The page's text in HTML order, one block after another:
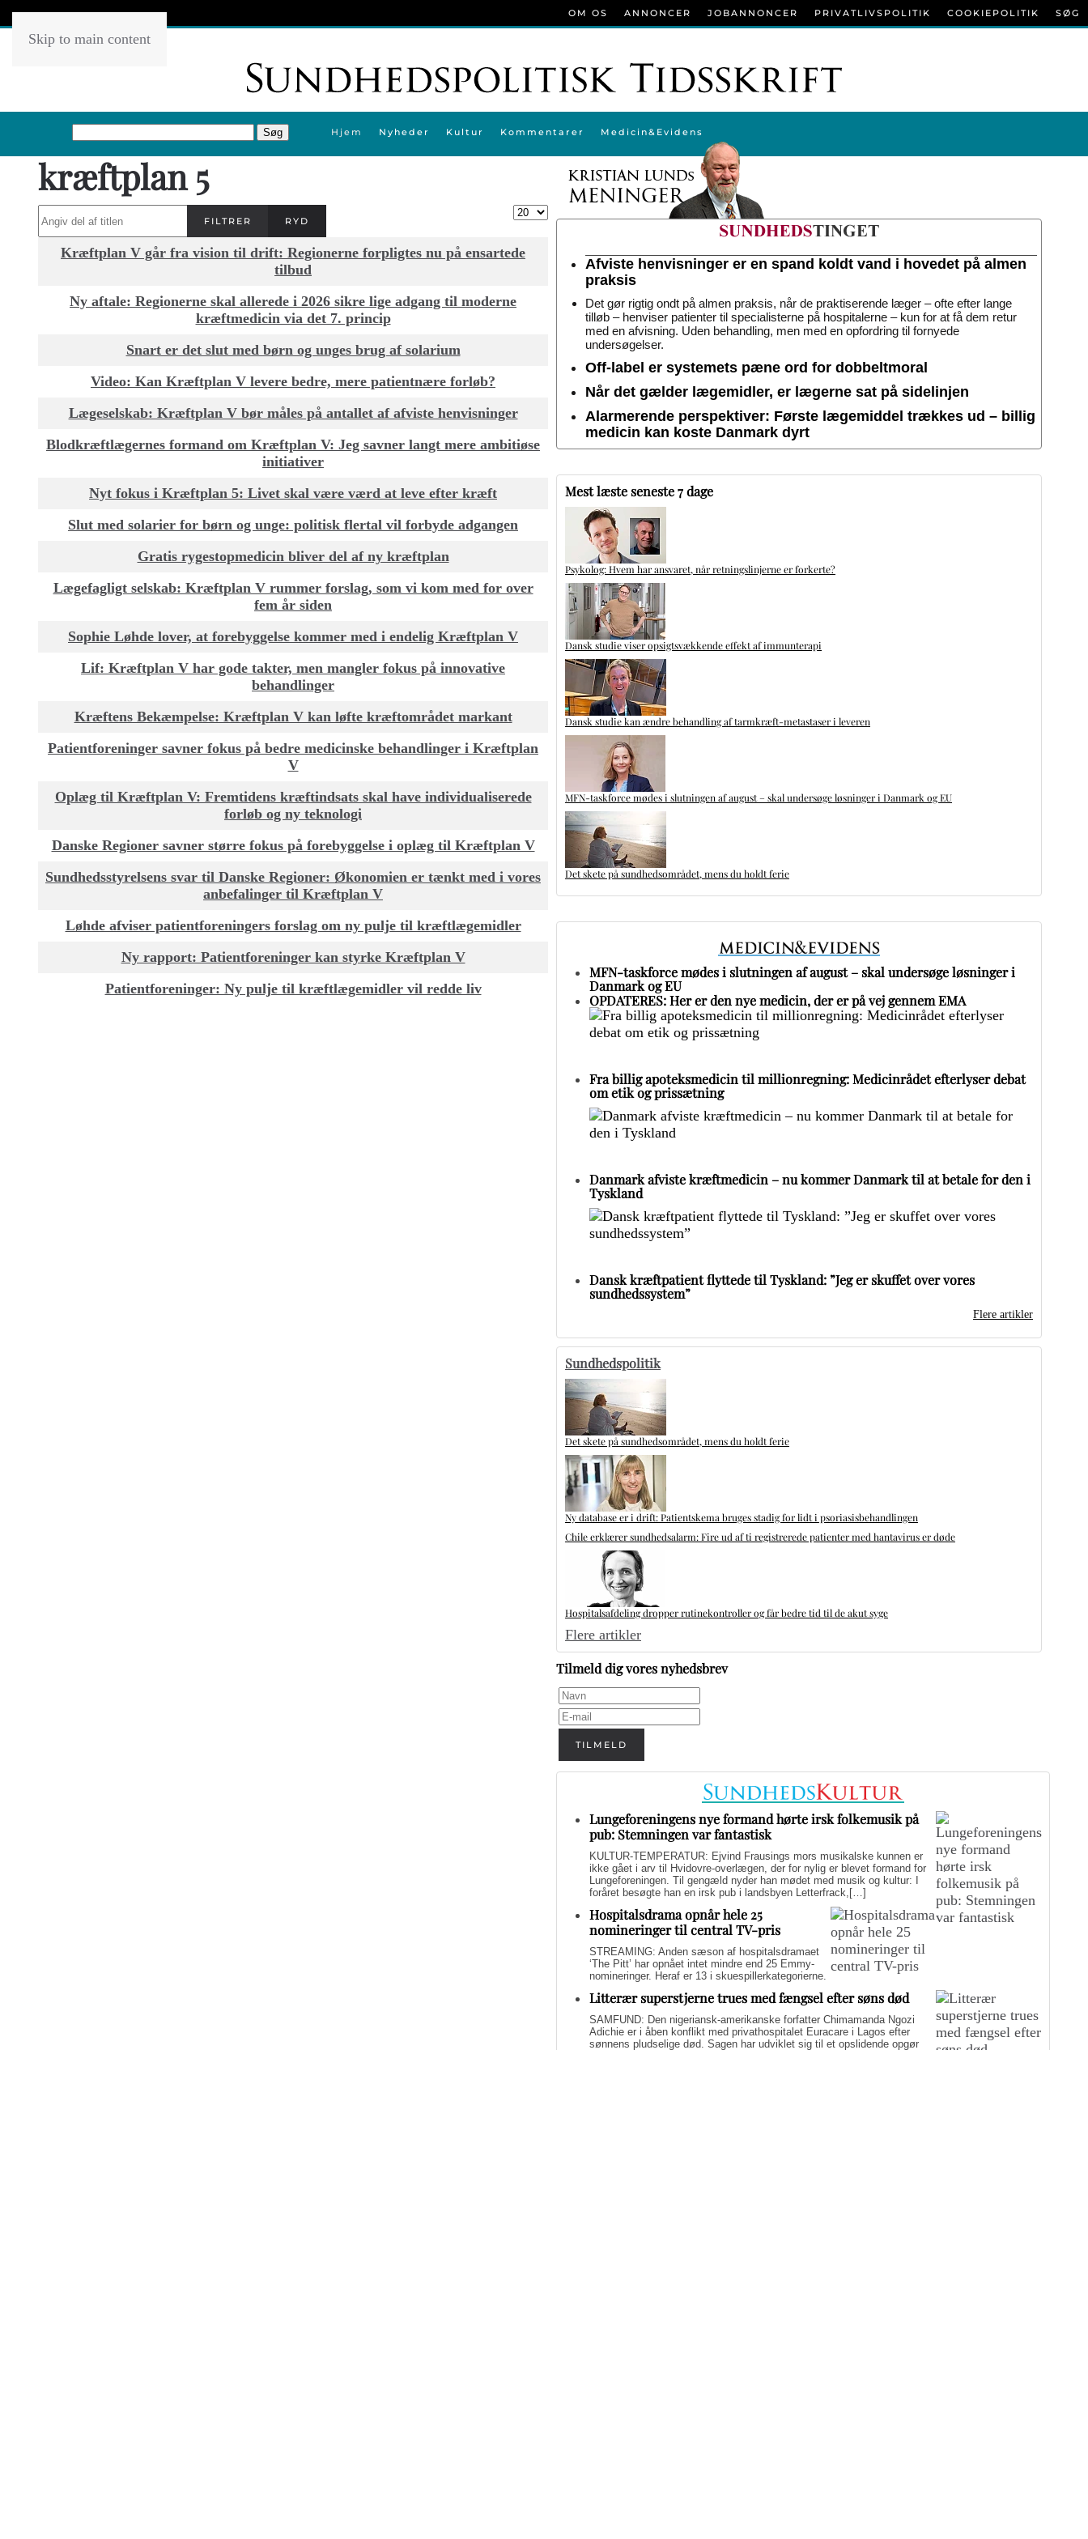
Skip to main content
Hjem Nyheder Kultur Kommentarer Medicin&Evidens
OM OS ANNONCER JOBANNONCER PRIVATLIVSPOLITIK COOKIEPOLITIK SØG
kræftplan 5
FILTRER RYD
Vis #
Titel
Kræftplan V går fra vision til drift: Regionerne forpligtes nu på ensartede
tilbud
Ny aftale: Regionerne skal allerede i 2026 sikre lige adgang til moderne
kræftmedicin via det 7. princip
Snart er det slut med børn og unges brug af solarium
Video: Kan Kræftplan V levere bedre, mere patientnære forløb?
Lægeselskab: Kræftplan V bør måles på antallet af afviste henvisninger
Blodkræftlægernes formand om Kræftplan V: Jeg savner langt mere ambitiøse
initiativer
Nyt fokus i Kræftplan 5: Livet skal være værd at leve efter kræft
Slut med solarier for børn og unge: politisk flertal vil forbyde adgangen
Gratis rygestopmedicin bliver del af ny kræftplan
Lægefagligt selskab: Kræftplan V rummer forslag, som vi kom med for over
fem år siden
Sophie Løhde lover, at forebyggelse kommer med i endelig Kræftplan V
Lif: Kræftplan V har gode takter, men mangler fokus på innovative
behandlinger
Kræftens Bekæmpelse: Kræftplan V kan løfte kræftområdet markant
Patientforeninger savner fokus på bedre medicinske behandlinger i Kræftplan
V
Oplæg til Kræftplan V: Fremtidens kræftindsats skal have individualiserede
forløb og ny teknologi
Danske Regioner savner større fokus på forebyggelse i oplæg til Kræftplan V
Sundhedsstyrelsens svar til Danske Regioner: Økonomien er tænkt med i vores
anbefalinger til Kræftplan V
Løhde afviser patientforeningers forslag om ny pulje til kræftlægemidler
Ny rapport: Patientforeninger kan styrke Kræftplan V
Patientforeninger: Ny pulje til kræftlægemidler vil redde liv
Afviste henvisninger er en spand koldt vand i hovedet på almen
praksis
Det gør rigtig ondt på almen praksis, når de praktiserende læger – ofte efter lange
tilløb – henviser patienter til specialisterne på hospitalerne – kun for at få dem retur
med en afvisning. Uden behandling, men med en opfordring til fornyede
undersøgelser.
Off-label er systemets pæne ord for dobbeltmoral
Når det gælder lægemidler, er lægerne sat på sidelinjen
Alarmerende perspektiver: Første lægemiddel trækkes ud – billig
medicin kan koste Danmark dyrt
Mest læste seneste 7 dage
Psykolog: Hvem har ansvaret, når retningslinjerne er forkerte?
Dansk studie viser opsigtsvækkende effekt af immunterapi
Dansk studie kan ændre behandling af tarmkræft-metastaser i leveren
MFN-taskforce mødes i slutningen af august – skal undersøge løsninger i Danmark og EU
Det skete på sundhedsområdet, mens du holdt ferie
MFN-taskforce mødes i slutningen af august – skal undersøge løsninger i
Danmark og EU
OPDATERES: Her er den nye medicin, der er på vej gennem EMA
Fra billig apoteksmedicin til millionregning: Medicinrådet efterlyser debat
om etik og prissætning
Danmark afviste kræftmedicin – nu kommer Danmark til at betale for den i
Tyskland
Dansk kræftpatient flyttede til Tyskland: ”Jeg er skuffet over vores
sundhedssystem”
Flere artikler
Sundhedspolitik
Det skete på sundhedsområdet, mens du holdt ferie
Ny database er i drift: Patientskema bruges stadig for lidt i psoriasisbehandlingen
Chile erklærer sundhedsalarm: Fire ud af ti registrerede patienter med hantavirus er døde
Hospitalsafdeling dropper rutinekontroller og får bedre tid til de akut syge
Flere artikler
Tilmeld dig vores nyhedsbrev
TILMELD
Lungeforeningens nye formand hørte irsk folkemusik på
pub: Stemningen var fantastisk
KULTUR-TEMPERATUR: Ejvind Frausings mors musikalske kunnen er
ikke gået i arv til Hvidovre-overlægen, der for nylig er blevet formand for
Lungeforeningen. Til gengæld nyder han mødet med musik og kultur: I
foråret besøgte han en irsk pub i landsbyen Letterfrack,[…]
Hospitalsdrama opnår hele 25
nomineringer til central TV-pris
STREAMING: Anden sæson af hospitalsdramaet
‘The Pitt’ har opnået intet mindre end 25 Emmy-
nomineringer. Heraf er 13 i skuespillerkategorierne.
Litterær superstjerne trues med fængsel efter søns død
SAMFUND: Den nigeriansk-amerikanske forfatter Chimamanda Ngozi
Adichie er i åben konflikt med privathospitalet Euracare i Lagos efter
sønnens pludselige død. Sagen har udviklet sig til et opslidende opgør